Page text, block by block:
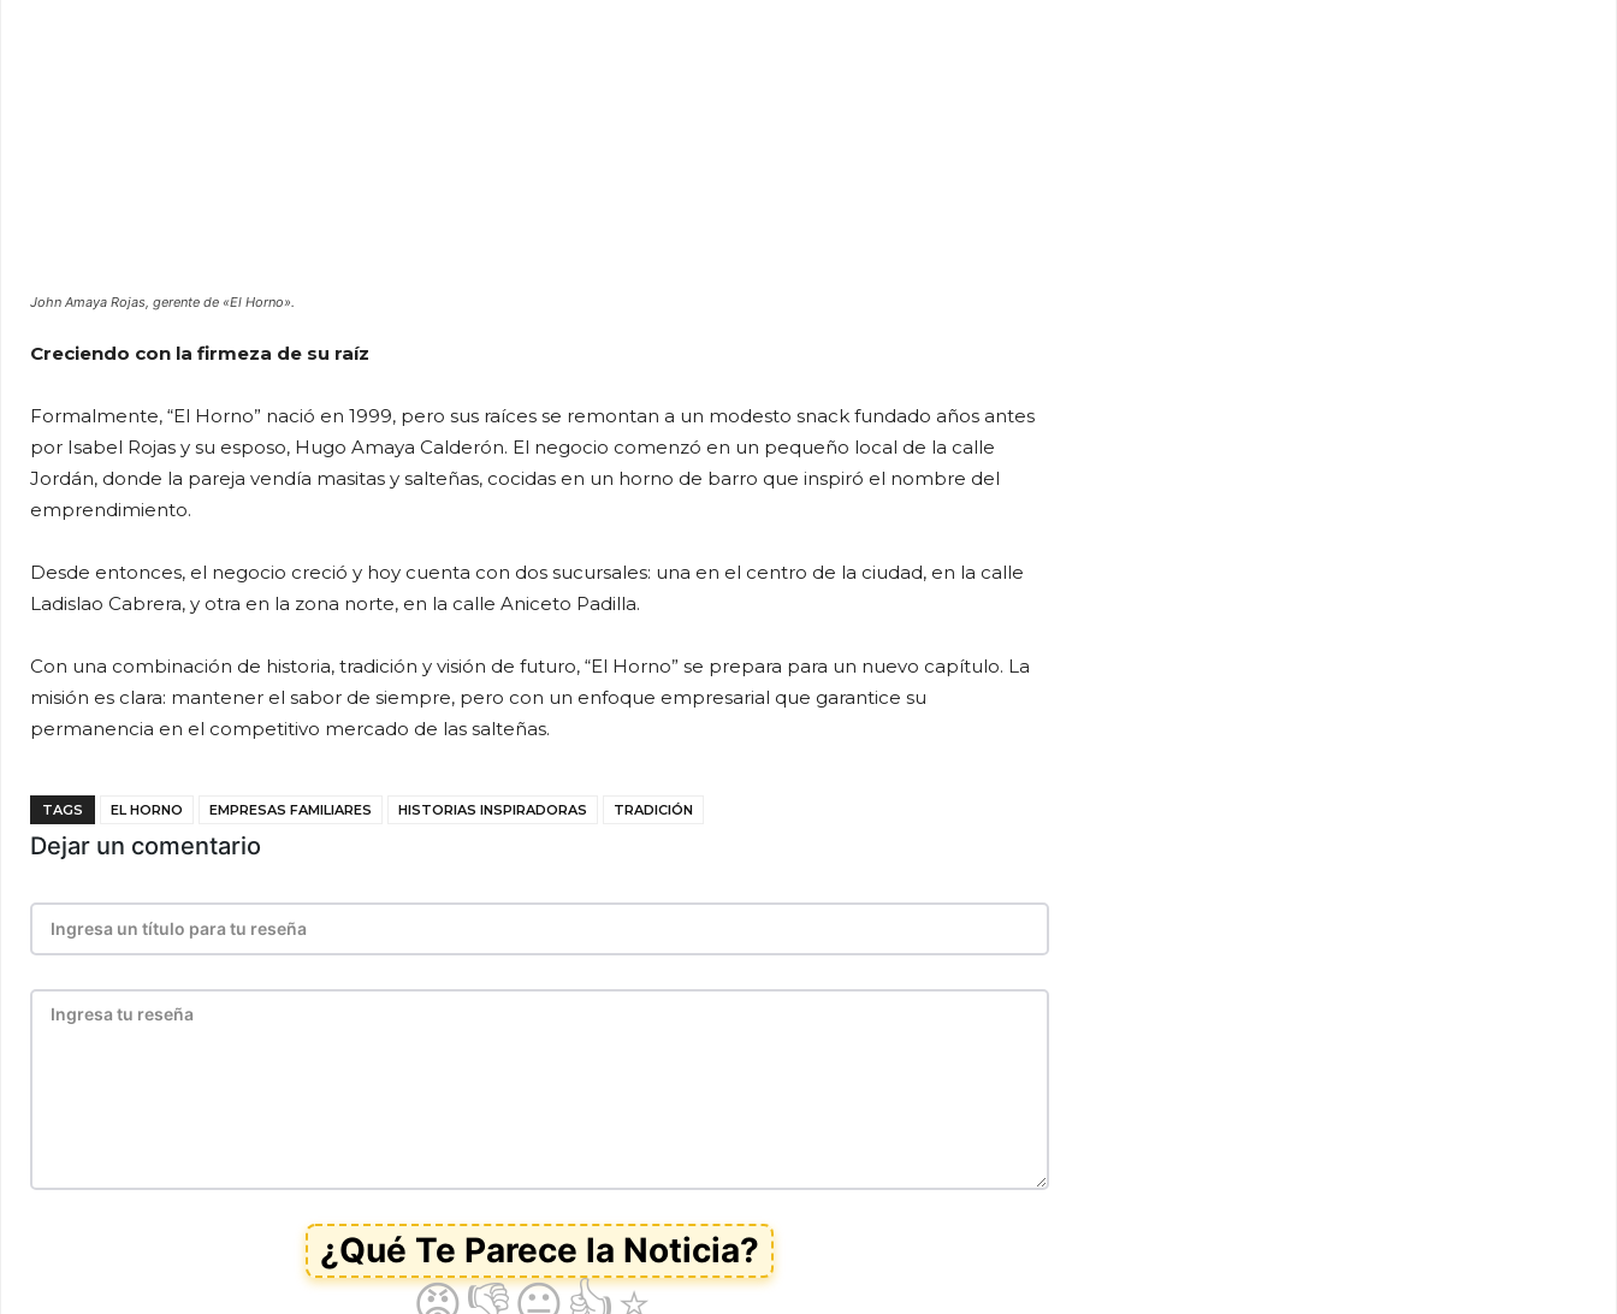
John Amaya Rojas, gerente de «El Horno».
Creciendo con la firmeza de su raíz
Formalmente, “El Horno” nació en 1999, pero sus raíces se remontan a un modesto snack fundado años antes
por Isabel Rojas y su esposo, Hugo Amaya Calderón. El negocio comenzó en un pequeño local de la calle
Jordán, donde la pareja vendía masitas y salteñas, cocidas en un horno de barro que inspiró el nombre del
emprendimiento.
Desde entonces, el negocio creció y hoy cuenta con dos sucursales: una en el centro de la ciudad, en la calle
Ladislao Cabrera, y otra en la zona norte, en la calle Aniceto Padilla.
Con una combinación de historia, tradición y visión de futuro, “El Horno” se prepara para un nuevo capítulo. La
misión es clara: mantener el sabor de siempre, pero con un enfoque empresarial que garantice su
permanencia en el competitivo mercado de las salteñas.
TAGS EL HORNO EMPRESAS FAMILIARES HISTORIAS INSPIRADORAS TRADICIÓN
Dejar un comentario